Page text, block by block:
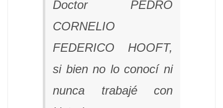
Doctor PEDRO
CORNELIO
FEDERICO HOOFT,
si bien no lo conocí ni
nunca trabajé con